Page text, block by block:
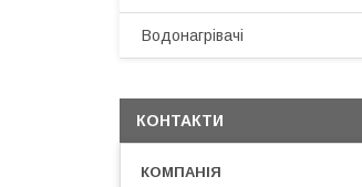
Водонагрівачі
КОНТАКТИ